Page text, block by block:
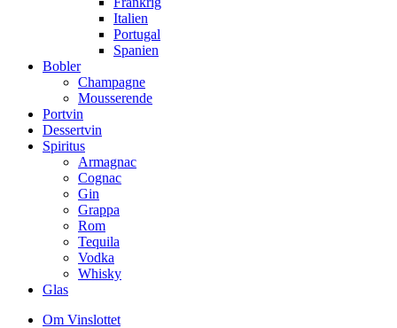
Italien
Portugal
Spanien
Bobler
Champagne
Mousserende
Portvin
Dessertvin
Spiritus
Armagnac
Cognac
Gin
Grappa
Rom
Tequila
Vodka
Whisky
Glas
Om Vinslottet